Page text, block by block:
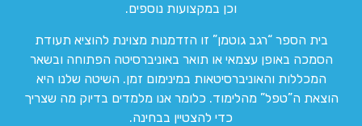
וכן במקצועות נוספים.
בית הספר “רגב גוטמן” זו הזדמנות מצוינת להוציא תעודת
הסמכה באופן עצמאי או תואר באוניברסיטה הפתוחה ובשאר
המכללות והאוניברסיטאות במינימום זמן. השיטה שלנו היא
הוצאת ה”טפל” מהלימוד. כלומר אנו מלמדים בדיוק מה שצריך
כדי להצטיין בבחינה.